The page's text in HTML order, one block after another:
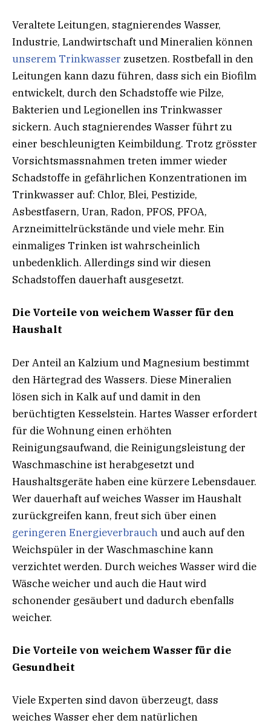
Veraltete Leitungen, stagnierendes Wasser,
Industrie, Landwirtschaft und Mineralien können
unserem Trinkwasser zusetzen. Rostbefall in den
Leitungen kann dazu führen, dass sich ein Biofilm
entwickelt, durch den Schadstoffe wie Pilze,
Bakterien und Legionellen ins Trinkwasser
sickern. Auch stagnierendes Wasser führt zu
einer beschleunigten Keimbildung. Trotz grösster
Vorsichtsmassnahmen treten immer wieder
Schadstoffe in gefährlichen Konzentrationen im
Trinkwasser auf: Chlor, Blei, Pestizide,
Asbestfasern, Uran, Radon, PFOS, PFOA,
Arzneimittelrückstände und viele mehr. Ein
einmaliges Trinken ist wahrscheinlich
unbedenklich. Allerdings sind wir diesen
Schadstoffen dauerhaft ausgesetzt.
Die Vorteile von weichem Wasser für den
Haushalt
Der Anteil an Kalzium und Magnesium bestimmt
den Härtegrad des Wassers. Diese Mineralien
lösen sich in Kalk auf und damit in den
berüchtigten Kesselstein. Hartes Wasser erfordert
für die Wohnung einen erhöhten
Reinigungsaufwand, die Reinigungsleistung der
Waschmaschine ist herabgesetzt und
Haushaltsgeräte haben eine kürzere Lebensdauer.
Wer dauerhaft auf weiches Wasser im Haushalt
zurückgreifen kann, freut sich über einen
geringeren Energieverbrauchund auch auf den
Weichspüler in der Waschmaschine kann
verzichtet werden. Durch weiches Wasser wird die
Wäsche weicher und auch die Haut wird
schonender gesäubert und dadurch ebenfalls
weicher.
Die Vorteile von weichem Wasser für die
Gesundheit
Viele Experten sind davon überzeugt, dass
weiches Wasser eher dem natürlichen